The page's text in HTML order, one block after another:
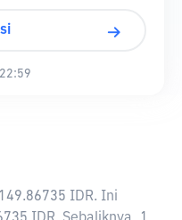
149.86735 IDR. Ini